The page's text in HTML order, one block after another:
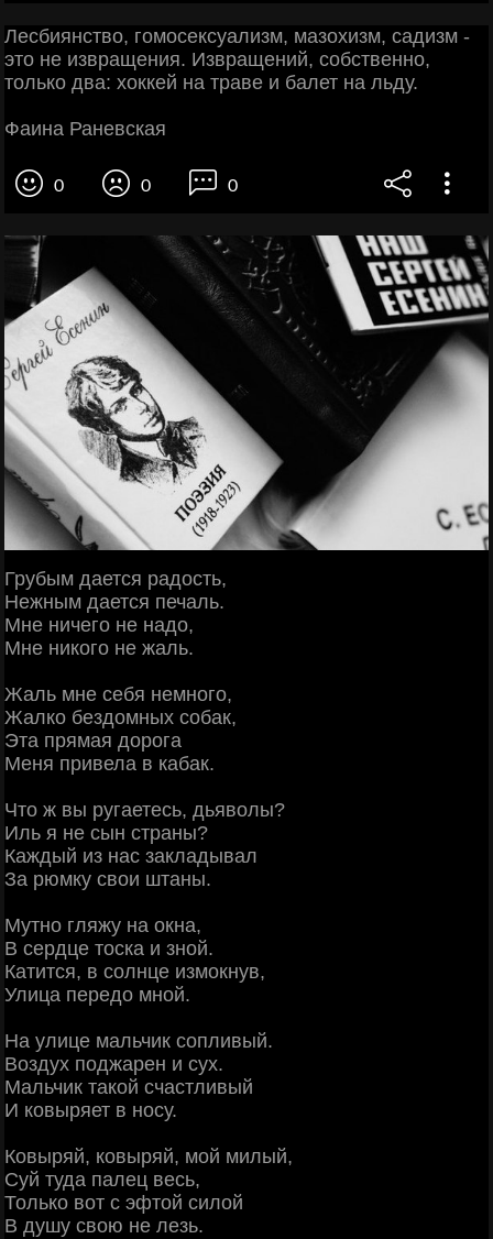
Лесбиянство, гомосексуализм, мазохизм, садизм -
это не извращения. Извращений, собственно,
только два: хоккей на траве и балет на льду.
Фаина Раневская
0 0 0
Грубым дается радость,
Нежным дается печаль.
Мне ничего не надо,
Мне никого не жаль.
Жаль мне себя немного,
Жалко бездомных собак,
Эта прямая дорога
Меня привела в кабак.
Что ж вы ругаетесь, дьяволы?
Иль я не сын страны?
Каждый из нас закладывал
За рюмку свои штаны.
Мутно гляжу на окна,
В сердце тоска и зной.
Катится, в солнце измокнув,
Улица передо мной.
На улице мальчик сопливый.
Воздух поджарен и сух.
Мальчик такой счастливый
И ковыряет в носу.
Ковыряй, ковыряй, мой милый,
Суй туда палец весь,
Только вот с эфтой силой
В душу свою не лезь.